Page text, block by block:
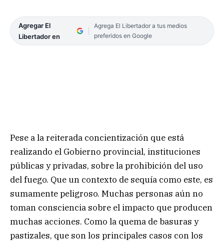
Agregar El
Libertador en
Agrega El Libertador a tus medios
preferidos en Google
Pese a la reiterada concientización que está
realizando el Gobierno provincial, instituciones
públicas y privadas, sobre la prohibición del uso
del fuego. Que un contexto de sequía como este, es
sumamente peligroso. Muchas personas aún no
toman consciencia sobre el impacto que producen
muchas acciones. Como la quema de basuras y
pastizales, que son los principales casos con los